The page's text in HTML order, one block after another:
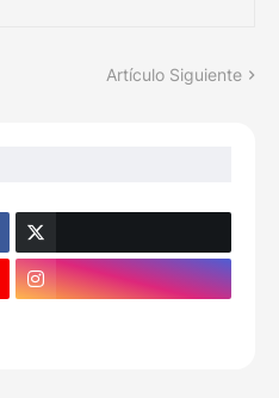
Artículo Siguiente